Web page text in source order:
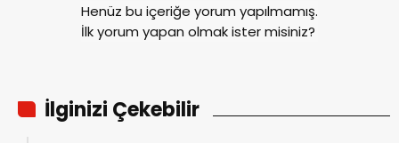
Henüz bu içeriğe yorum yapılmamış.
İlk yorum yapan olmak ister misiniz?
İlginizi Çekebilir